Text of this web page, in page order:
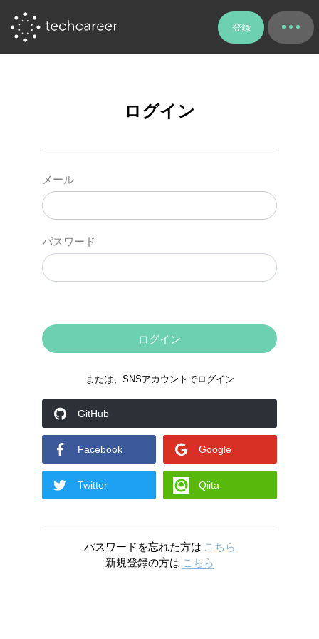
登録
ログイン
メール
パスワード
または、SNSアカウントでログイン
GitHub
Facebook Google
Twitter Qiita
パスワードを忘れた方は こちら
新規登録の方は こちら